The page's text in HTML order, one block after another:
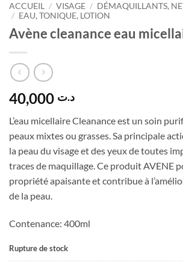
ACCUEIL / VISAGE / DÉMAQUILLANTS,
/ EAU, TONIQUE, LOTION
Avène cleanance eau
د.ت
L’eau micellaire Cleanance est un soin
peaux mixtes ou grasses. Sa principale
la peau du visage et des yeux de toutes
traces de maquillage. Ce produit AVENE
propriété apaisante et contribue à
de la peau.
Contenance: 400ml
Rupture de stock